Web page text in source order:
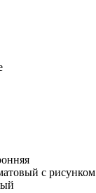
с рисунком